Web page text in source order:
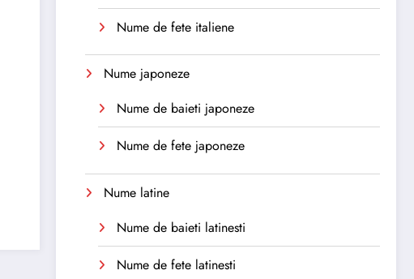
Nume de fete italiene
Nume japoneze
Nume de baieti japoneze
Nume de fete japoneze
Nume latine
Nume de baieti latinesti
Nume de fete latinesti